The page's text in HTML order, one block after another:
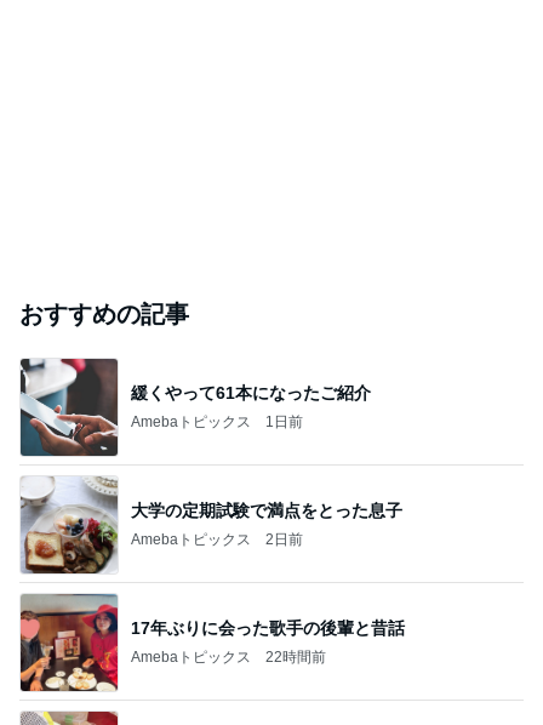
おすすめの記事
緩くやって61本になったご紹介
Amebaトピックス 1日前
大学の定期試験で満点をとった息子
Amebaトピックス 2日前
17年ぶりに会った歌手の後輩と昔話
Amebaトピックス 22時間前